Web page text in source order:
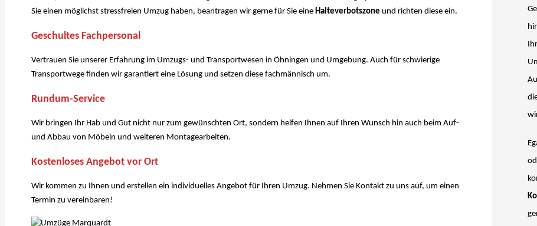
Sie einen möglichst stressfreien Umzug haben, beantragen wir gerne für Sie eine Halteverbotszone und richten diese ein.
Geschultes Fachpersonal
Vertrauen Sie unserer Erfahrung im Umzugs- und Transportwesen in Öhningen und Umgebung. Auch für schwierige
Transportwege finden wir garantiert eine Lösung und setzen diese fachmännisch um.
Rundum-Service
Wir bringen Ihr Hab und Gut nicht nur zum gewünschten Ort, sondern helfen Ihnen auf Ihren Wunsch hin auch beim Auf-
und Abbau von Möbeln und weiteren Montagearbeiten.
Kostenloses Angebot vor Ort
Wir kommen zu Ihnen und erstellen ein individuelles Angebot für Ihren Umzug. Nehmen Sie Kontakt zu uns auf, um einen
Termin zu vereinbaren!